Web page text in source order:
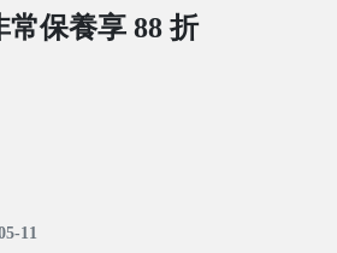
保養享 88 折
11